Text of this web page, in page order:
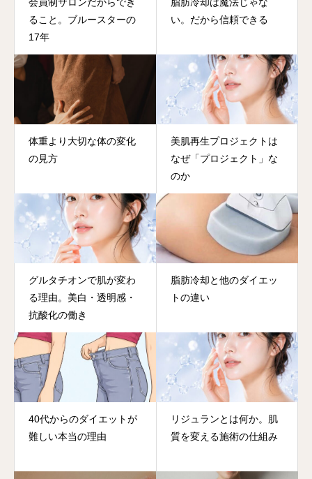
ること。ブルースターの
17年
い。だから信頼できる
体重より大切な体の変化
の見方
美肌再生プロジェクトは
なぜ「プロジェクト」な
のか
グルタチオンで肌が変わ
る理由。美白・透明感・
抗酸化の働き
脂肪冷却と他のダイエッ
トの違い
40代からのダイエットが
難しい本当の理由
リジュランとは何か。肌
質を変える施術の仕組み